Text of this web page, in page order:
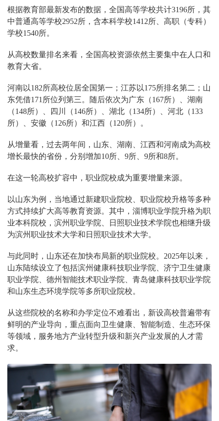
根据教育部最新发布的数据，全国高等学校共计3196所，其
中普通高等学校2952所，含本科学校1412所、高职（专科）
学校1540所。
从高校数量排名来看，全国高校资源依然主要集中在人口和
教育大省。
河南以182所高校位居全国第一；江苏以175所排名第二；山
东凭借171所位列第三。随后依次为广东（167所）、湖南
（148所）、四川（146所）、湖北（134所）、河北（133
所）、安徽（126所）和江西（120所）。
从增量看，过去两年间，山东、湖南、江西和河南成为高校
增长最快的省份，分别增加10所、9所、9所和8所。
在这一轮高校扩容中，职业院校成为重要增量来源。
以山东为例，当地通过新建职业院校、职业院校升格等多种
方式持续扩大高等教育资源。其中，淄博职业学院升格为职
业本科院校，滨州职业学院、日照职业技术学院也相继升级
为滨州职业技术大学和日照职业技术大学。
与此同时，山东还在加快布局新的职业院校。2025年以来，
山东陆续设立了包括滨州健康科技职业学院、济宁卫生健康
职业学院、德州智能技术职业学院、青岛健康科技职业学院
和山东生态环境学院等多所职业院校。
从这些院校的名称和办学定位不难看出，新设高校普遍带有
鲜明的产业导向，重点面向卫生健康、智能制造、生态环保
等领域，服务地方产业转型升级和新兴产业发展的人才需
求。